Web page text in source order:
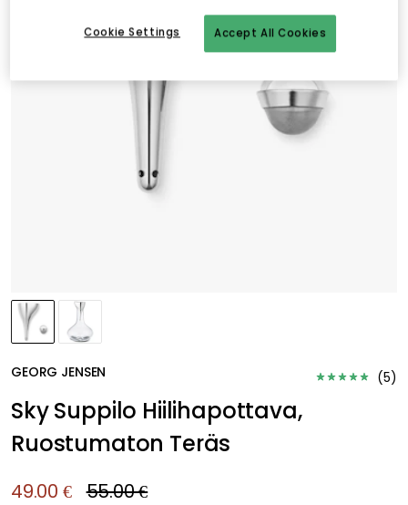
GEORG JENSEN (5)
Sky Suppilo Hiilihapottava,
Ruostumaton Teräs
49.00 € 55.00 €
Accept All Cookies
Cookie Settings